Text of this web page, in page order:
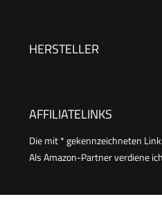
Weihnachten, Retro
HERSTELLER
AFFILIATELINKS
Die mit * gekennzeichneten
Als Amazon-Partner verdiene